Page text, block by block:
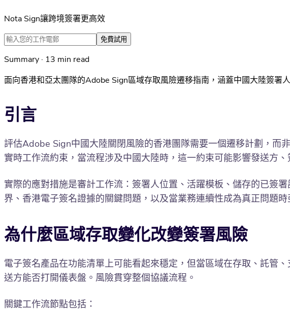
Nota Sign讓跨境簽署更高效
免費試用
Summary · 13 min read
面向香港和亞太團隊的Adobe Sign區域存取風險遷移指南，涵蓋中國大陸簽署
引言
評估Adobe Sign中國大陸關閉風險的香港團隊需要一個遷移計劃，
實時工作流約束，當流程涉及中國大陸時，這一約束可能影響發送方
實際的應對措施是審計工作流：簽署人位置、活躍模板、儲存的已簽
界、香港電子簽名證據的關鍵問題，以及當業務連續性成為真正問題
為什麼區域存取變化改變簽署風險
電子簽名產品在功能清單上可能看起來穩定，但當區域在存取、託管
送方能否打開儀表盤。風險貫穿整個協議流程。
關鍵工作流節點包括：